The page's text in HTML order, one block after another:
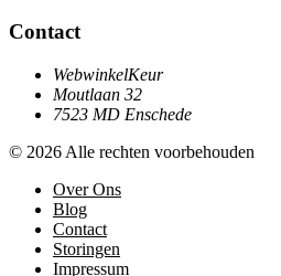
Contact
WebwinkelKeur
Moutlaan 32
7523 MD Enschede
© 2026 Alle rechten voorbehouden
Over Ons
Blog
Contact
Storingen
Impressum